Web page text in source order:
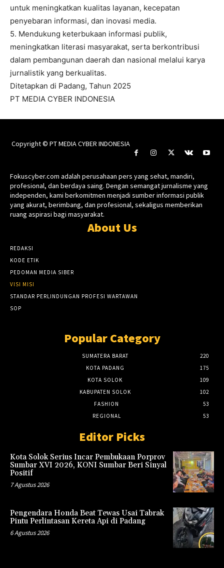
untuk meningkatkan kualitas layanan, kecepatan
penyebaran informasi, dan inovasi media.
5. Mendukung keterbukaan informasi publik,
meningkatkan literasi masyarakat, serta berkontribusi
dalam pembangunan daerah dan nasional melalui karya
jurnalistik yang berkualitas.
Ditetapkan di Padang, Tahun 2025
PT MEDIA CYBER INDONESIA
Copyright © PT MEDIA CYBER INDONESIA
Fokuscyber.com adalah perusahaan pers yang sehat, mandiri,
profesional, dan berdaya saing. Dengan semangat jurnalisme yang
independen, kami berkomitmen menjadi sumber informasi publik
yang akurat, berimbang, dan profesional, sekaligus memberikan
ruang aspirasi bagi masyarakat.
About Us
REDAKSI
KODE ETIK
PEDOMAN MEDIA SIBER
VISI MISI
STANDAR PERLINDUNGAN PROFESI WARTAWAN
SOP
Popular Category
SUMATERA BARAT
220
KOTA PADANG
175
KOTA SOLOK
109
KABUPATEN SOLOK
102
FASHION
53
REGIONAL
53
Editor Picks
Kota Solok Serius Incar Pembukaan Porprov
Sumbar XVI 2026, KONI Sumbar Beri Sinyal
Positif
7 Agustus 2026
Pengendara Honda Beat Tewas Usai Tabrak
Pintu Perlintasan Kereta Api di Padang
6 Agustus 2026